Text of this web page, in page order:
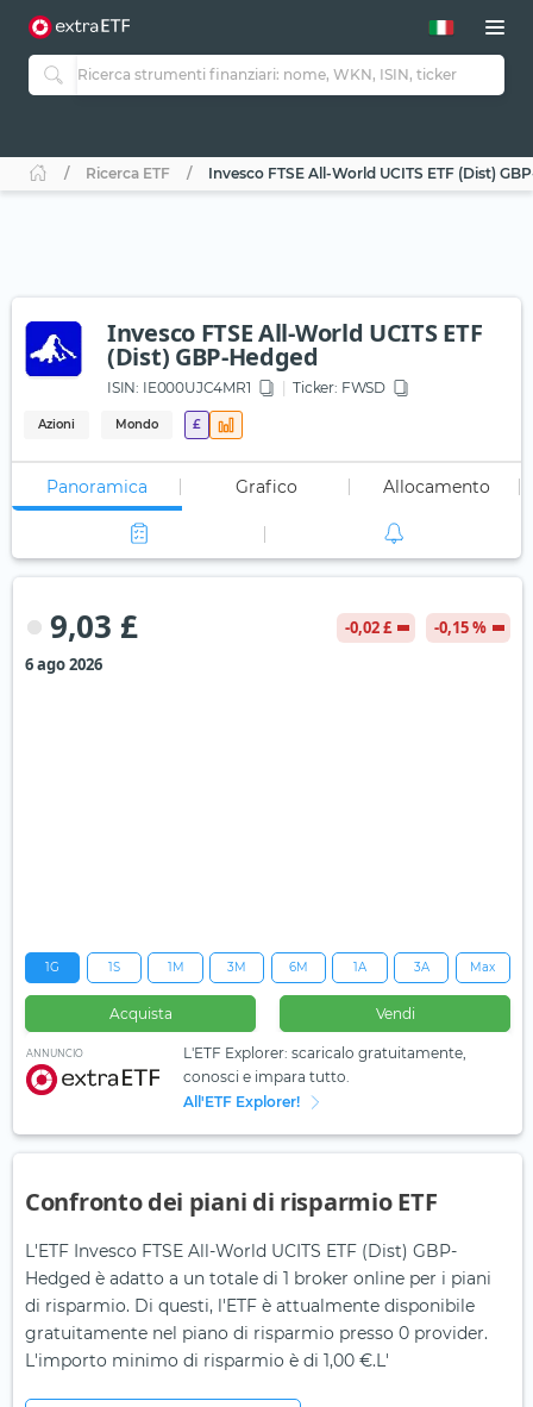
Ricerca ETF Invesco FTSE All-World UCITS ETF (Dist)
Invesco FTSE All-World UCITS ETF
(Dist) GBP-Hedged
ISIN: IE000UJC4MR1 Ticker: FWSD
Azioni Mondo £
Panoramica Grafico Allocamento
9,03 £ -0,02 £
-0,15 %
6 ago 2026
1G 1S 1M 3M 6M 1A 3A Max
Acquista Vendi
ANNUNCIO
L'ETF Explorer: scaricalo gratuitamente,
conosci e impara tutto.
All'ETF Explorer!
Confronto dei piani di risparmio ETF
L'ETF Invesco FTSE All-World UCITS ETF (Dist) GBP-
Hedged è adatto a un totale di 1 broker online per i piani
di risparmio. Di questi, l'ETF è attualmente disponibile
gratuitamente nel piano di risparmio presso 0 provider.
L'importo minimo di risparmio è di 1,00 €.L'